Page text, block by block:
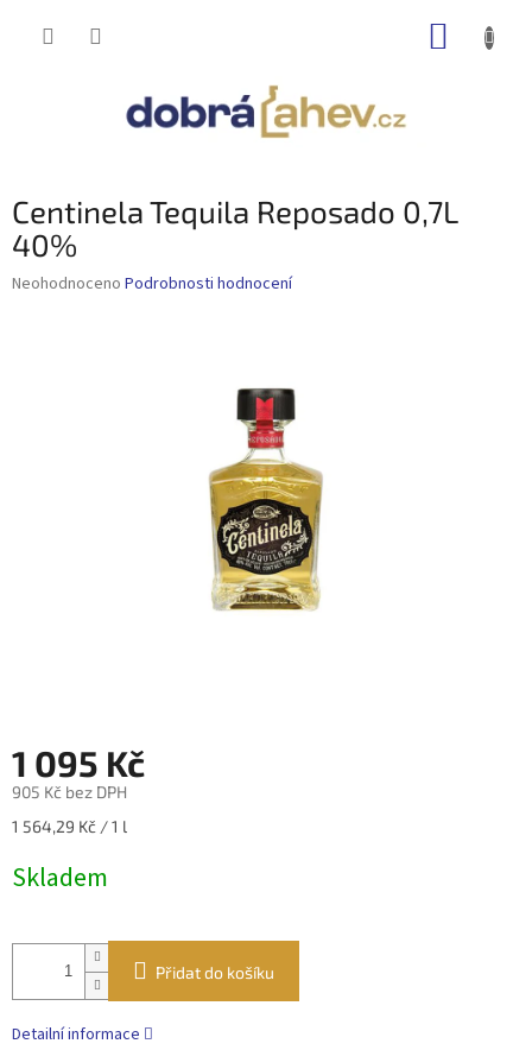
Centinela Tequila Reposado 0,7L
40%
Průměrné
Neohodnoceno Podrobnosti hodnocení
1 095 Kč
905 Kč bez DPH
Měrná
1 564,29 Kč / 1 l
Skladem
Přidat do košíku
Detailní informace